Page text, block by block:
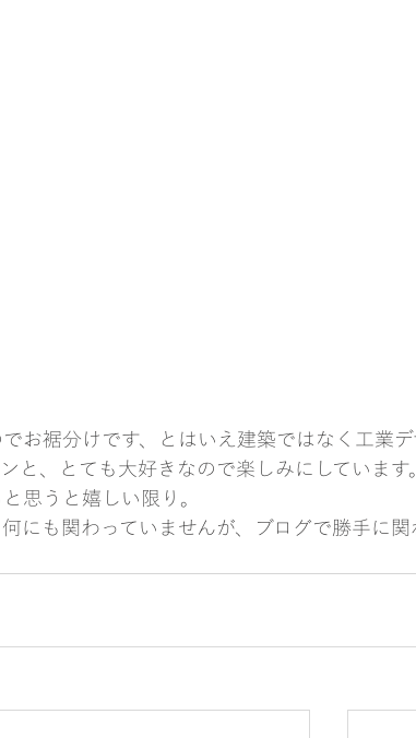
お裾分けです、とはいえ建築ではなく工業
と、とても大好きなので楽しみにしています
思うと嬉しい限り。
にも関わっていませんが、ブログで勝手に